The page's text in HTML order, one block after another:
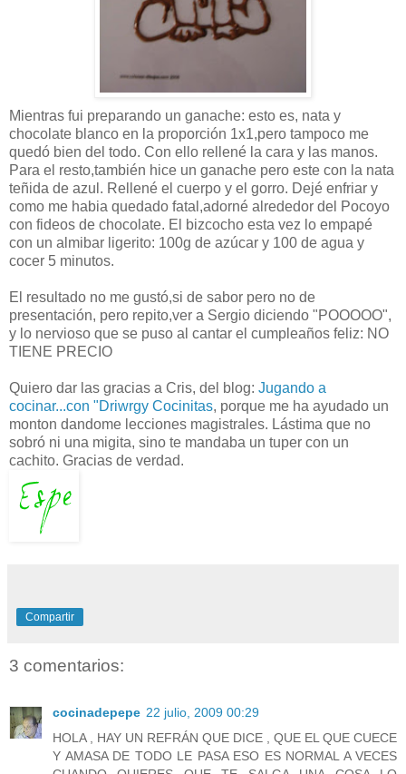
Mientras fui preparando un ganache: esto es, nata y
chocolate blanco en la proporción 1x1,pero tampoco me
quedó bien del todo. Con ello rellené la cara y las manos.
Para el resto,también hice un ganache pero este con la nata
teñida de azul. Rellené el cuerpo y el gorro. Dejé enfriar y
como me habia quedado fatal,adorné alrededor del Pocoyo
con fideos de chocolate. El bizcocho esta vez lo empapé
con un almibar ligerito: 100g de azúcar y 100 de agua y
cocer 5 minutos.
El resultado no me gustó,si de sabor pero no de
presentación, pero repito,ver a Sergio diciendo "POOOOO",
y lo nervioso que se puso al cantar el cumpleaños feliz: NO
TIENE PRECIO
Quiero dar las gracias a Cris, del blog: Jugando a
cocinar...con "Driwrgy Cocinitas, porque me ha ayudado un
monton dandome lecciones magistrales. Lástima que no
sobró ni una migita, sino te mandaba un tuper con un
cachito. Gracias de verdad.
Compartir
3 comentarios:
cocinadepepe 22 julio, 2009 00:29
HOLA , HAY UN REFRÁN QUE DICE , QUE EL QUE CUECE
Y AMASA DE TODO LE PASA ESO ES NORMAL A VECES